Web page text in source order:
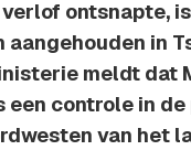
ontsnapte, is
aangehouden in
meldt dat
controle in
van het